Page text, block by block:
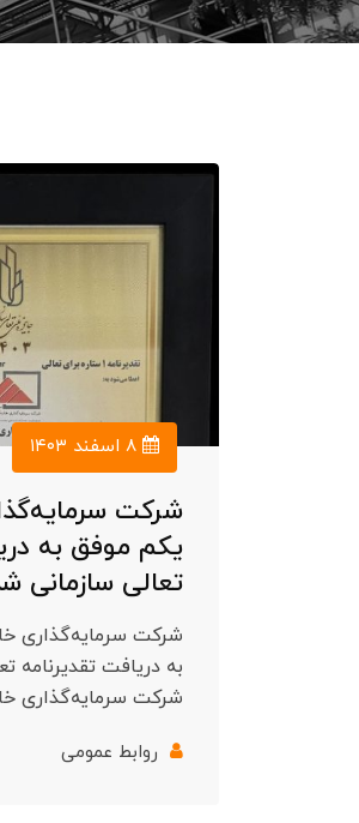
شرکت
یکم موفق به
تعالی سازمانی
شرکت سرمایه‌گذاری
به دریافت تقدیرنامه
شرکت سرمایه‌گذاری
روابط عمومی